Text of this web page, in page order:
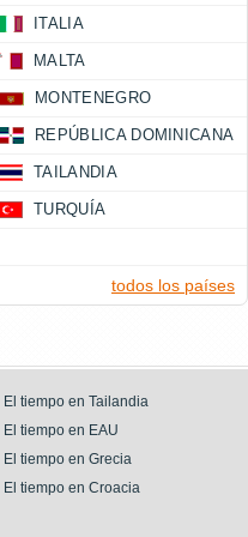
ITALIA
MALTA
MONTENEGRO
REPÚBLICA DOMINICANA
TAILANDIA
TURQUÍA
todos los países
El tiempo en Tailandia
El tiempo en EAU
El tiempo en Grecia
El tiempo en Croacia